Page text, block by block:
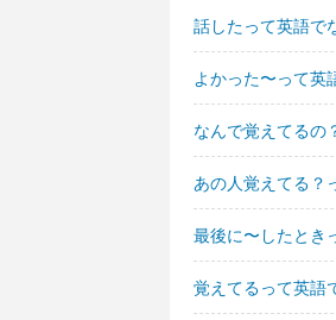
話したって英語で
よかった〜って英
なんで覚えてるの
あの人覚えてる？
最後に〜したとき
覚えてるって英語